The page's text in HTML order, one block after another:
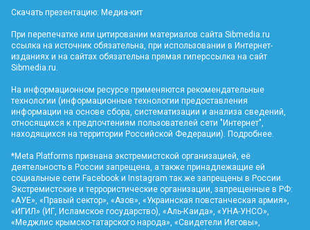
Скачать презентацию: Медиа-кит
При перепечатке или цитировании материалов сайта Sibmedia.ru
ссылка на источник обязательна, при использовании в Интернет-
изданиях и на сайтах обязательна прямая гиперссылка на сайт
Sibmedia.ru
На информационном ресурсе применяются рекомендательные
технологии (информационные технологии предоставления
информации на основе сбора, систематизации и анализа сведений,
относящихся к предпочтениям пользователей сети "Интернет",
находящихся на территории Российской Федерации). Подробнее
*Meta Platforms признана экстремистской организацией, её
деятельность в России запрещена, а также принадлежащие ей
социальные сети Facebook и Instagram так же запрещены в России.
Экстремистские и террористические организации, запрещенные в РФ:
«АУЕ», «Правый сектор», «Азов», «Украинская повстанческая армия»,
«ИГИЛ» (ИГ, Исламское государство), «Аль-Каида», «УНА-УНСО»,
«Меджлис крымско-татарского народа», «Свидетели Иеговы»,